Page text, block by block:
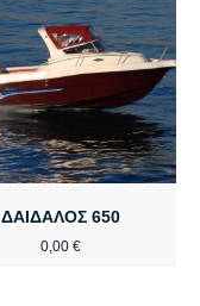
ΔΑΙΔΑΛΟΣ 650
0,00 €